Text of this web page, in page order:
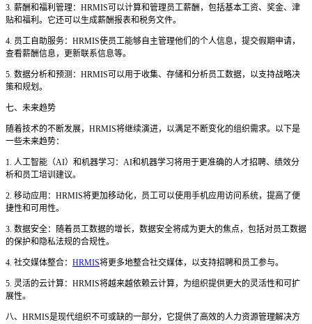
3. 薪酬和福利管理：HRMIS可以计算和管理员工薪酬，包括基本工资、奖金、津
贴和福利。它还可以生成薪酬报表和税务文件。
4. 员工自助服务：HRMIS使员工能够自主管理他们的个人信息，提交假期申请，
查看薪酬信息，更新联系信息等。
5. 数据分析和预测：HRMIS可以用于收集、存储和分析员工数据，以支持战略决
策和规划。
七、未来趋势
随着技术的不断发展， HRMIS将继续演进，以满足不断变化的组织需求。以下是
一些未来趋势：
1. 人工智能（AI）和机器学习：AI和机器学习将用于更准确的人才招聘、绩效分
析和员工培训建议。
2. 移动应用：HRMIS将更加移动化，员工可以使用手机应用访问系统，提高了便
捷性和可用性。
3. 数据安全：随着员工数据的增长，数据安全将成为更大的焦点，包括对员工数据
的保护和隐私法规的合规性。
4. 社交媒体整合： HRMIS将更多地整合社交媒体，以支持招聘和员工参与。
5. 灵活的云计算：HRMIS将越来越依赖云计算，为组织提供更大的灵活性和可扩
展性。
八、 HRMIS是现代组织不可或缺的一部分，它提供了高效的人力资源管理解决方